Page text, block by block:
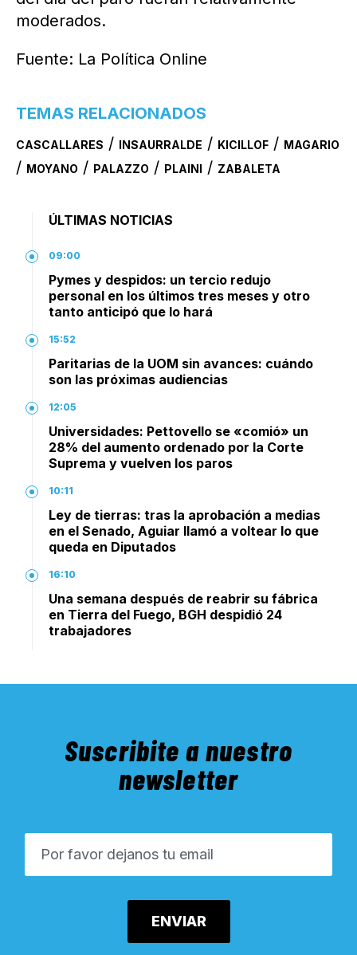
moderados.
Fuente: La Política Online
TEMAS RELACIONADOS
CASCALLARES / INSAURRALDE / KICILLOF / MAGARIO
/ MOYANO / PALAZZO / PLAINI / ZABALETA
ÚLTIMAS NOTICIAS
09:00
Pymes y despidos: un tercio redujo
personal en los últimos tres meses y otro
tanto anticipó que lo hará
15:52
Paritarias de la UOM sin avances: cuándo
son las próximas audiencias
12:05
Universidades: Pettovello se «comió» un
28% del aumento ordenado por la Corte
Suprema y vuelven los paros
10:11
Ley de tierras: tras la aprobación a medias
en el Senado, Aguiar llamó a voltear lo que
queda en Diputados
16:10
Una semana después de reabrir su fábrica
en Tierra del Fuego, BGH despidió 24
trabajadores
Suscribite a nuestro
newsletter